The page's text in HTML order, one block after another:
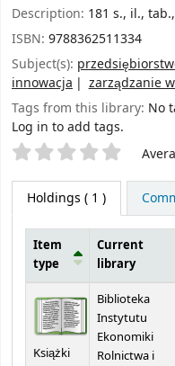
Description: 181 s., il.,
ISBN: 9788362511334
Subject(s):
innowacja
zarządzanie
Tags from this library: No
Log in to add tags.
Star ratings
Holdings ( 1 )
Item
type
Current
library
Książki
Biblioteka
Instytutu
Ekonomiki
Rolnictwa i